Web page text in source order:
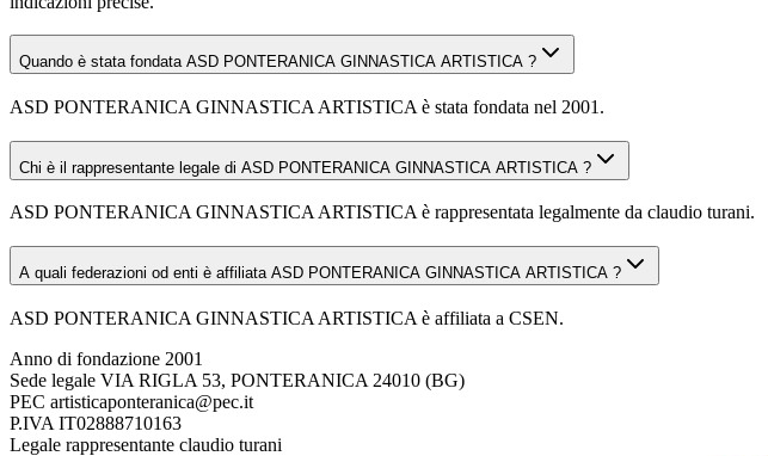
Quando è stata fondata ASD PONTERANICA GINNASTICA ARTISTICA ?
ASD PONTERANICA GINNASTICA ARTISTICA è stata fondata nel 2001.
Chi è il rappresentante legale di ASD PONTERANICA GINNASTICA ARTISTICA ?
ASD PONTERANICA GINNASTICA ARTISTICA è rappresentata legalmente da claudio turani.
A quali federazioni od enti è affiliata ASD PONTERANICA GINNASTICA ARTISTICA ?
ASD PONTERANICA GINNASTICA ARTISTICA è affiliata a CSEN.
Anno di fondazione 2001
Sede legale VIA RIGLA 53, PONTERANICA 24010 (BG)
PEC artisticaponteranica@pec.it
P.IVA IT02888710163
Legale rappresentante claudio turani